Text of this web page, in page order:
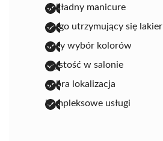
dokładny manicure
długo utrzymujący się lakier
duży wybór kolorów
czystość w salonie
dobra lokalizacja
kompleksowe usługi